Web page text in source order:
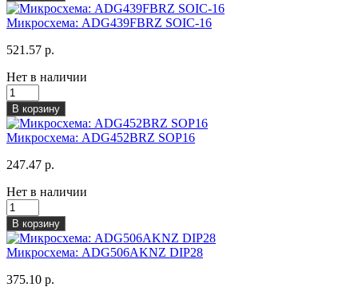
Микросхема: ADG439FBRZ SOIC-16
521.57 р.
Нет в наличии
В корзину
Микросхема: ADG452BRZ SOP16
247.47 р.
Нет в наличии
В корзину
Микросхема: ADG506AKNZ DIP28
375.10 р.